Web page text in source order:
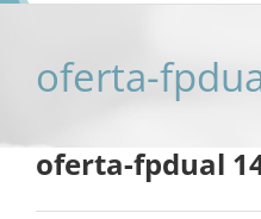
oferta-
oferta-fpdual